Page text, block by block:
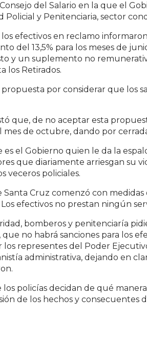
del Salario en la que el
Policial y Penitenciaria, sector
efectivos en reclamo
del 13,5% para los meses de
y un suplemento no
los Retirados.
por considerar que los
que, de no aceptar esta
mes de octubre, dando por
el Gobierno quien le da la
que diariamente arriesgan su
veceros policiales.
Santa Cruz comenzó con
efectivos no prestan ningún
bomberos y penitenciaría
no habrá sanciones para los
representes del Poder
administrativa, dejando en
los policías decidan de qué
de los hechos y consecuentes